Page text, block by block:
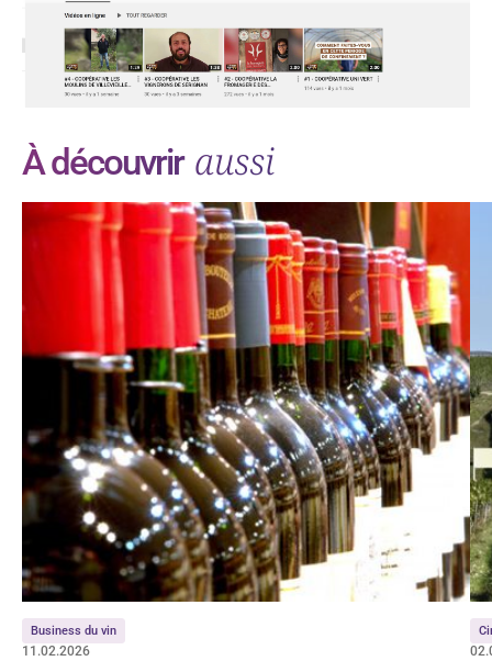
À découvrir aussi
Business du vin
11.02.2026